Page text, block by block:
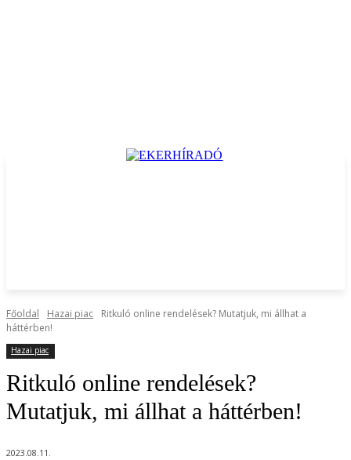
Főoldal Hazai piac
Ritkuló online rendelések? Mutatjuk, mi állhat a
háttérben!
Hazai piac
Ritkuló online rendelések?
Mutatjuk, mi állhat a háttérben!
2023.08.11.